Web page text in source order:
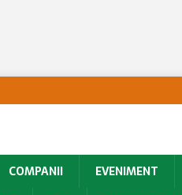
COMPANII EVENIMENT